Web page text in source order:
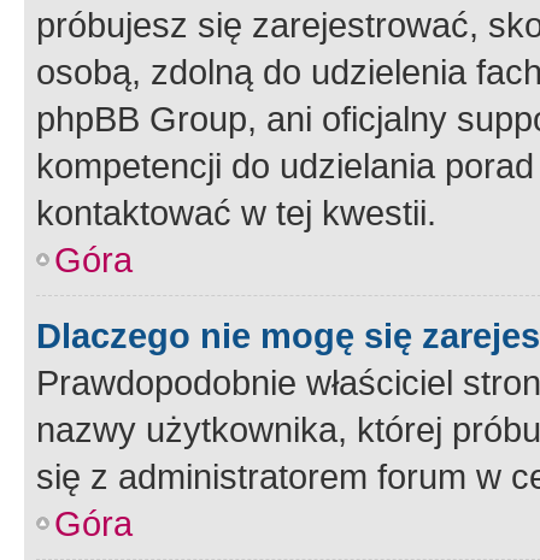
próbujesz się zarejestrować,
osobą, zdolną do udzielenia
phpBB Group, ani oficjalny
kompetencji do udzielania
kontaktować w tej kwestii.
Góra
Dlaczego nie mogę się
Prawdopodobnie właściciel
nazwy użytkownika, której
się z administratorem forum w
Góra